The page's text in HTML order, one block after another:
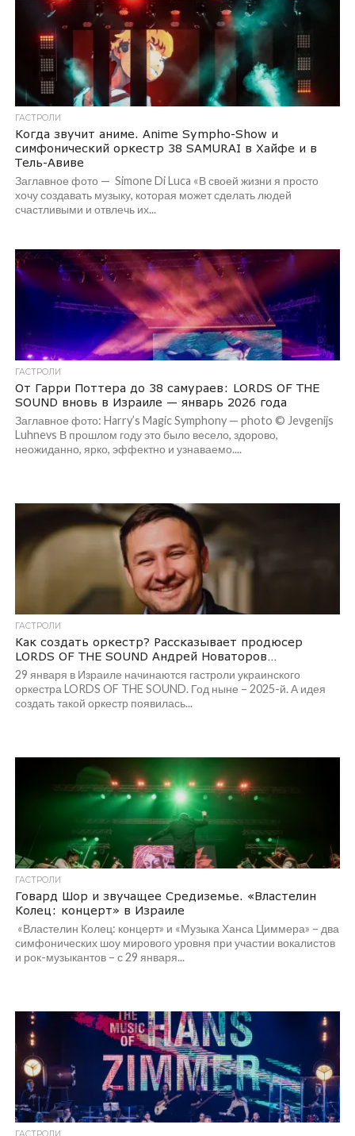
ГАСТРОЛИ
Когда звучит аниме. Anime Sympho-Show и
симфонический оркестр 38 SAMURAI в Хайфе и в
Тель-Авиве
Заглавное фото — Simone Di Luca «В своей жизни я просто
хочу создавать музыку, которая может сделать людей
счастливыми и отвлечь их...
ГАСТРОЛИ
От Гарри Поттера до 38 самураев: LORDS OF THE
SOUND вновь в Израиле — январь 2026 года
Заглавное фото: Harry’s Magic Symphony — photo © Jevgenijs
Luhnevs В прошлом году это было весело, здорово,
неожиданно, ярко, эффектно и узнаваемо....
ГАСТРОЛИ
Как создать оркестр? Рассказывает продюсер
LORDS OF THE SOUND Андрей Новаторов…
29 января в Израиле начинаются гастроли украинского
оркестра LORDS OF THE SOUND. Год ныне – 2025-й. А идея
создать такой оркестр появилась...
ГАСТРОЛИ
Говард Шор и звучащее Средиземье. «Властелин
Колец: концерт» в Израиле
«Властелин Колец: концерт» и «Музыка Ханса Циммера» – два
симфонических шоу мирового уровня при участии вокалистов
и рок-музыкантов – с 29 января...